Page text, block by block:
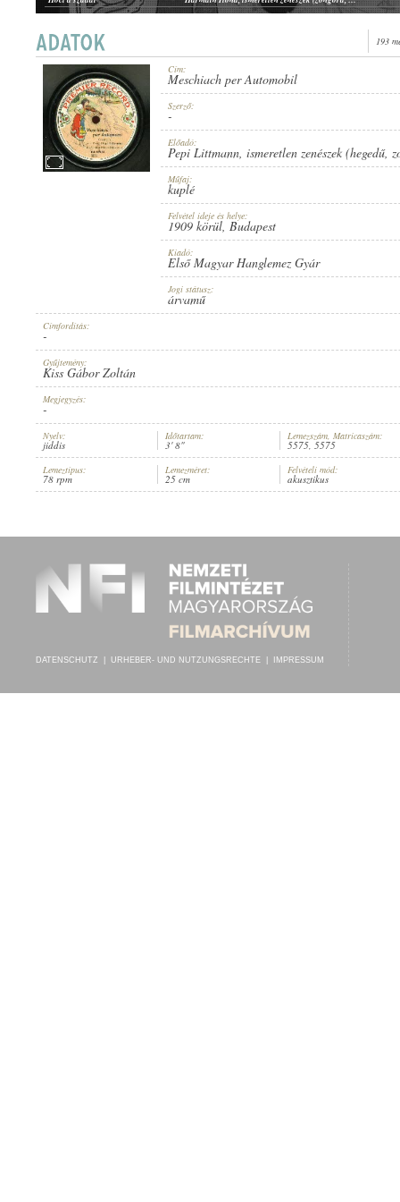
INTERPRET: PEPI LITTMANN,ISMERETLEN ZENÉSZEK (HEGEDŰ,ZONGORA)
ERSCHEINUNGSJAHR: 1909 KÖRÜL
ELSŐ MAGYAR HANGLEMEZ GYÁR
PLATTENAUFNAHME:
Mein Dudi
Gespass Helene, ismeretlen zenészek (zongora, hegedű)
Holnapután
193
Cím:
Meschiach per Automobil
Szerző:
-
Előadó:
Pepi Littmann, ismeretlen zenészek (hegedű,
Műfaj:
kuplé
Felvétel ideje és helye:
1909 körül, Budapest
Kiadó:
Első Magyar Hanglemez Gyár
Jogi státusz:
árvamű
Címfordítás:
-
Gyűjtemény:
Kiss Gábor Zoltán
Megjegyzés:
-
Nyelv:
jiddis
Időtartam:
3' 8"
Lemezszám, Matricaszám:
5575, 5575
Lemeztípus:
78 rpm
Lemezméret:
25 cm
Felvételi mód:
akusztikus
DATENSCHUTZ URHEBER- UND NUTZUNGSRECHTE IMPRESSUM